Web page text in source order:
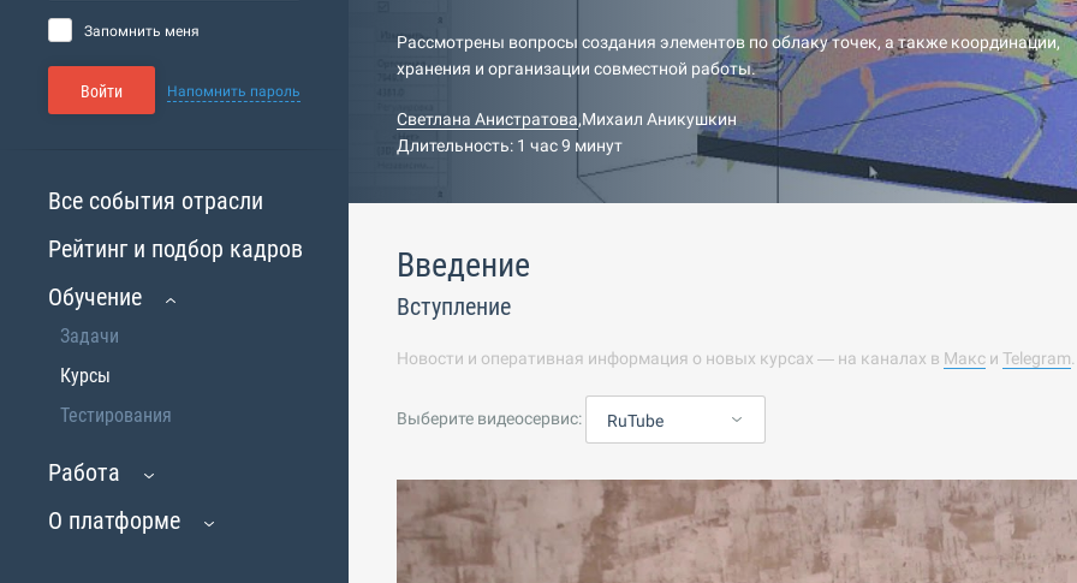
Запомнить меня
Войти Напомнить пароль
Все события отрасли
Рейтинг и подбор кадров
Обучение
Задачи
Курсы
Тестирования
Работа
О платформе
Рассмотрены вопросы создания элементов по облаку точек, а также координации,
хранения и организации совместной работы.
Светлана Анистратова,Михаил Аникушкин
Длительность: 1 час 9 минут
Введение
Вступление
Новости и оперативная информация о новых курсах — на каналах в Макс и Telegram
Выберите видеосервис: RuTube